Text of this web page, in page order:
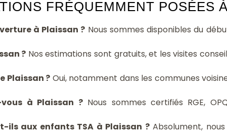
FRÉQUEMMENT POSÉES
à Plaissan ? Nous sommes disponibles du
? Nos estimations sont gratuits, et les visites
Plaissan ? Oui, notamment dans les communes
à Plaissan ?Nous sommes certifiés RGE,
ils aux enfants TSA à Plaissan ?Absolument,